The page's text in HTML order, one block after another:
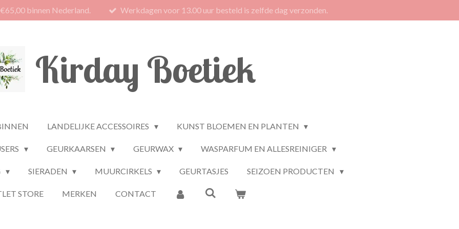
binnen Nederland. Werkdagen voor 13.00 uur besteld is zelfde dag verzonden.
Kirday Boetiek
LANDELIJKE ACCESSOIRES KUNST BLOEMEN EN PLANTEN
GEURKAARSEN GEURWAX WASPARFUM EN ALLESREINIGER
SIERADEN MUURCIRKELS GEURTASJES SEIZOEN PRODUCTEN
STORE MERKEN CONTACT